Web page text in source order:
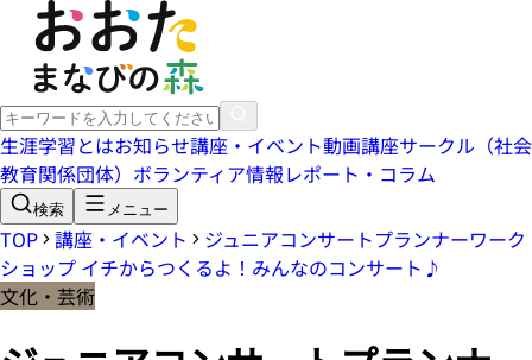
生涯学習とはお知らせ講座・イベント動画講座サークル（社会
教育関係団体） ボランティア情報レポート・コラム
検索 メニュー
TOP 講座・イベント
ジュニアコンサートプランナーワーク
ショップ イチからつくるよ！みんなのコンサート♪
文化・芸術